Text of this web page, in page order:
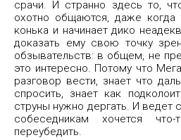
срачи. И странно здесь то,
охотно общаются, даже когда
конька и начинает дико
доказать ему свою точку
обзывательств: в общем, не
это интересно. Потому что
разговор вести, знает что
спросить, знает как
струны нужно дергать. И ведет
собеседникам хочется
переубедить.